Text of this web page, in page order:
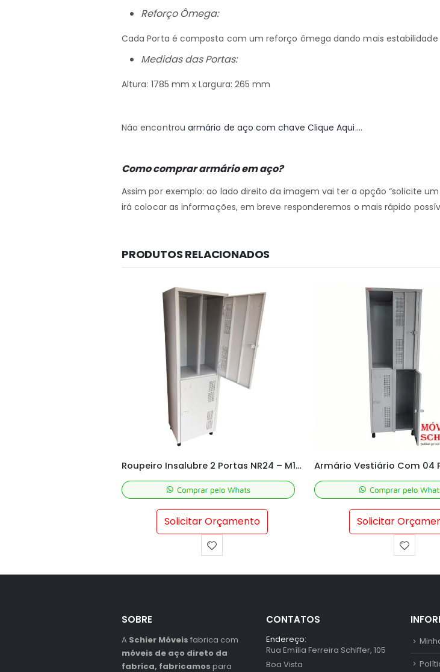
Reforço Ômega:
Cada Porta é composta com um reforço ômega dando mais estabilidade
Medidas das Portas:
Altura: 1785 mm x Largura: 265 mm
Não encontrou armário de aço com chave Clique Aqui….
Como comprar armário em aço?
Assim por exemplo: ao lado direito da imagem vai ter a opção “solicite
irá colocar as informações, em breve responderemos o mais rápido
PRODUTOS RELACIONADOS
Armário Vestiário Com 04 Portas Grandes
Solicitar Orçamento Solicitar
SOBRE
A Schier Móveis fabrica com
móveis de aço direto da
fabrica, fabricamos para
CONTATOS
Endereço:
Rua Emília Ferreira Schiffer, 105
Boa Vista